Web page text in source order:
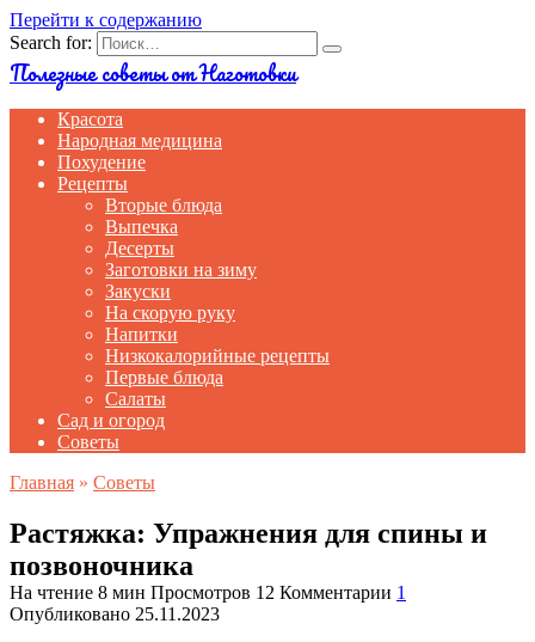
Перейти к содержанию
Search for:
Полезные советы от Наготовки
Красота
Народная медицина
Похудение
Рецепты
Вторые блюда
Выпечка
Десерты
Заготовки на зиму
Закуски
На скорую руку
Напитки
Низкокалорийные рецепты
Первые блюда
Салаты
Сад и огород
Советы
Главная » Советы
Растяжка: Упражнения для спины и
позвоночника
На чтение 8 мин Просмотров 12 Комментарии 1
Опубликовано 25.11.2023